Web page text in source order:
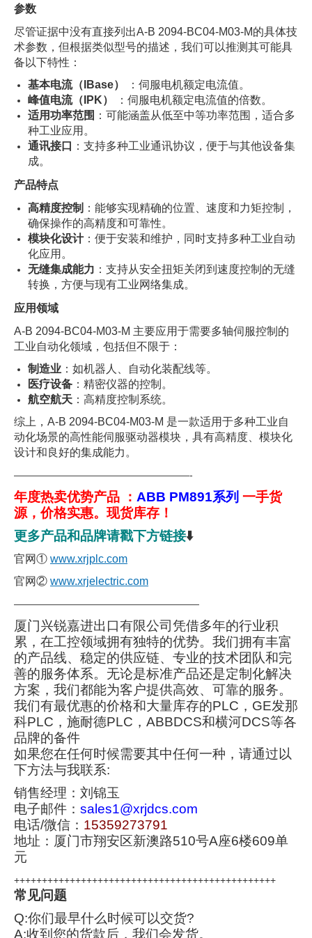
参数
尽管证据中没有直接列出A-B 2094-BC04-M03-M的具体技
术参数，但根据类似型号的描述，我们可以推测其可能具
备以下特性：
基本电流（IBase）
：伺服电机额定电流值。
峰值电流（IPK）
：伺服电机额定电流值的倍数。
适用功率范围 ：可能涵盖从低至中等功率范围，适合多
种工业应用。
通讯接口
：支持多种工业通讯协议，便于与其他设备集
成。
产品特点
高精度控制 ：能够实现精确的位置、速度和力矩控制，
确保操作的高精度和可靠性。
模块化设计：便于安装和维护，同时支持多种工业自动
化应用。
无缝集成能力 ：支持从安全扭矩关闭到速度控制的无缝
转换，方便与现有工业网络集成。
应用领域
A-B 2094-BC04-M03-M 主要应用于需要多轴伺服控制的
工业自动化领域，包括但不限于：
制造业 ：如机器人、自动化装配线等。
医疗设备 ：精密仪器的控制。
航空航天 ：高精度控制系统。
综上，A-B 2094-BC04-M03-M 是一款适用于多种工业自
动化场景的高性能伺服驱动器模块，具有高精度、模块化
设计和良好的集成能力。
——————————————————-
年度热卖优势产品 ： ABB PM891系列 一手货
源，价格实惠。现货库存！
更多产品和品牌请戳下方链接⬇️
官网① www.xrjplc.com
官网② www.xrjelectric.com
———————————————————
厦门兴锐嘉进出口有限公司凭借多年的行业积
累，在工控领域拥有独特的优势。我们拥有丰富
的产品线、稳定的供应链、专业的技术团队和完
善的服务体系。无论是标准产品还是定制化解决
方案，我们都能为客户提供高效、可靠的服务。
我们有最优惠的价格和大量库存的PLC，GE发那
科PLC，施耐德PLC，ABBDCS和横河DCS等各
品牌的备件
如果您在任何时候需要其中任何一种，请通过以
下方法与我联系:
销售经理：刘锦玉
电子邮件： sales1@xrjdcs.com
电话/微信： 15359273791
地址：厦门市翔安区新澳路510号A座6楼609单
元
+++++++++++++++++++++++++++++++++++++++++++++++
常见问题
Q:你们最早什么时候可以交货?
A:收到您的货款后，我们会发货。